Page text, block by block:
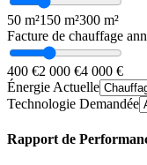
50 m²150 m²300 m²
Facture de chauffage
400 €2 000 €4 000 €
Énergie Actuelle
Technologie Demandée
Rapport de